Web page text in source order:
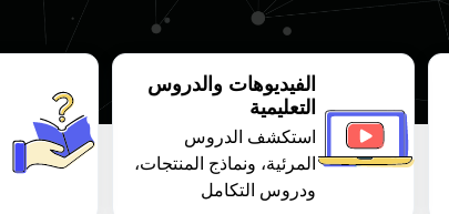
الفيديوهات والدروس
التعليمية
استكشف الدروس
المرئية، ونماذج المنتجات،
ودروس التكامل